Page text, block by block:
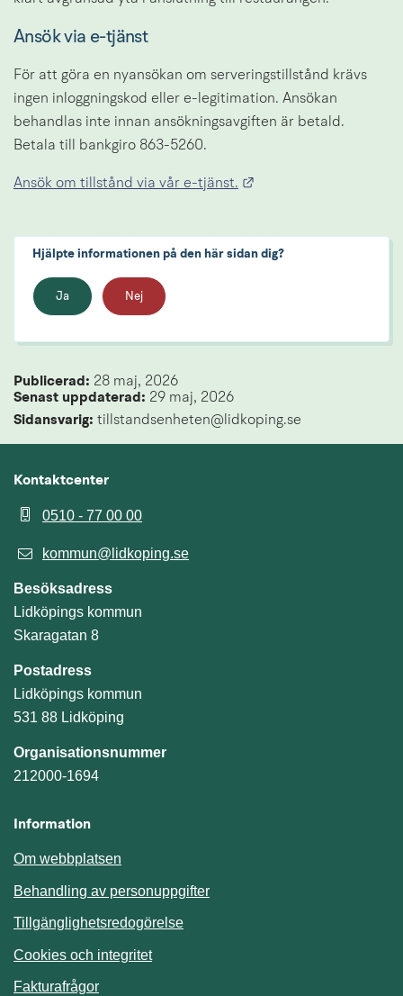
Ansök via e-tjänst
För att göra en nyansökan om serveringstillstånd krävs
ingen inloggningskod eller e-legitimation. Ansökan
behandlas inte innan ansökningsavgiften är betald.
Betala till bankgiro 863-5260.
Ansök om tillstånd via vår e-tjänst.
Hjälpte informationen på den här sidan dig?
Ja Nej
Publicerad: 28 maj, 2026
Senast uppdaterad: 29 maj, 2026
Sidansvarig: tillstandsenheten@lidkoping.se
Kontaktcenter
0510 - 77 00 00
kommun@lidkoping.se
Besöksadress
Lidköpings kommun
Skaragatan 8
Postadress
Lidköpings kommun
531 88 Lidköping
Organisationsnummer
212000-1694
Information
Om webbplatsen
Behandling av personuppgifter
Tillgänglighetsredogörelse
Cookies och integritet
Fakturafrågor